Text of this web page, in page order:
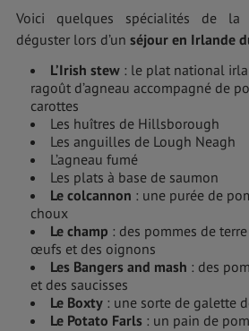
Voici quelques spécialités de la
déguster lors d’un séjour en Irlande
L’Irish stew : le plat national
ragoût d’agneau accompagné de
carottes
Les huîtres de Hillsborough
Les anguilles de Lough Neagh
L’agneau fumé
Les plats à base de saumon
Le colcannon : une purée de
choux
Le champ : des pommes de
œufs et des oignons
Les Bangers and mash : des
et des saucisses
Le Boxty : une sorte de galette
Le Potato Farls : un pain de